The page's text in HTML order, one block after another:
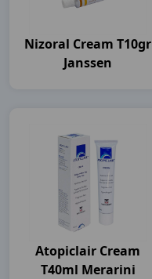
Nizoral Cream T10gr
Janssen
Atopiclair Cream
T40ml Merarini